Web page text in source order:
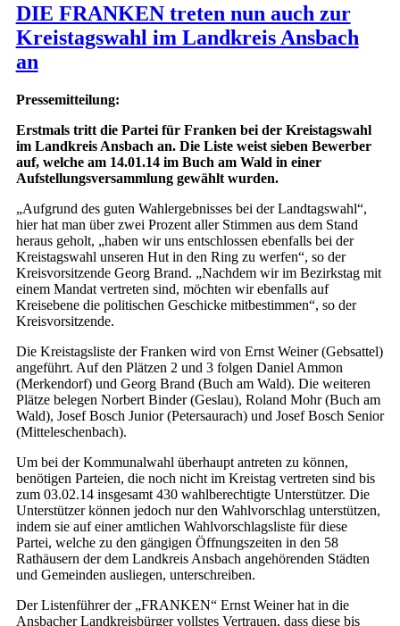
DIE FRANKEN treten nun auch zur
Kreistagswahl im Landkreis Ansbach
an
Pressemitteilung:
Erstmals tritt die Partei für Franken bei der Kreistagswahl
im Landkreis Ansbach an. Die Liste weist sieben Bewerber
auf, welche am 14.01.14 im Buch am Wald in einer
Aufstellungsversammlung gewählt wurden.
„Aufgrund des guten Wahlergebnisses bei der Landtagswahl“,
hier hat man über zwei Prozent aller Stimmen aus dem Stand
heraus geholt, „haben wir uns entschlossen ebenfalls bei der
Kreistagswahl unseren Hut in den Ring zu werfen“, so der
Kreisvorsitzende Georg Brand. „Nachdem wir im Bezirkstag mit
einem Mandat vertreten sind, möchten wir ebenfalls auf
Kreisebene die politischen Geschicke mitbestimmen“, so der
Kreisvorsitzende.
Die Kreistagsliste der Franken wird von Ernst Weiner (Gebsattel)
angeführt. Auf den Plätzen 2 und 3 folgen Daniel Ammon
(Merkendorf) und Georg Brand (Buch am Wald). Die weiteren
Plätze belegen Norbert Binder (Geslau), Roland Mohr (Buch am
Wald), Josef Bosch Junior (Petersaurach) und Josef Bosch Senior
(Mitteleschenbach).
Um bei der Kommunalwahl überhaupt antreten zu können,
benötigen Parteien, die noch nicht im Kreistag vertreten sind bis
zum 03.02.14 insgesamt 430 wahlberechtigte Unterstützer. Die
Unterstützer können jedoch nur den Wahlvorschlag unterstützen,
indem sie auf einer amtlichen Wahlvorschlagsliste für diese
Partei, welche zu den gängigen Öffnungszeiten in den 58
Rathäusern der dem Landkreis Ansbach angehörenden Städten
und Gemeinden ausliegen, unterschreiben.
Der Listenführer der „FRANKEN“ Ernst Weiner hat in die
Ansbacher Landkreisbürger vollstes Vertrauen, dass diese bis